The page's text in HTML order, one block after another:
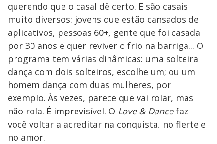
querendo que o casal dê certo. E são casais
muito diversos: jovens que estão cansados de
aplicativos, pessoas 60+, gente que foi casada
por 30 anos e quer reviver o frio na barriga... O
programa tem várias dinâmicas: uma solteira
dança com dois solteiros, escolhe um; ou um
homem dança com duas mulheres, por
exemplo. Às vezes, parece que vai rolar, mas
não rola. É imprevisível. O Love & Dancefaz
você voltar a acreditar na conquista, no flerte e
no amor.